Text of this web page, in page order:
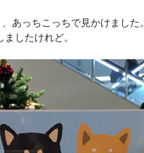
あっちこっちで見かけました。
したけれど。